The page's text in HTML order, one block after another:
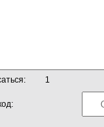
1